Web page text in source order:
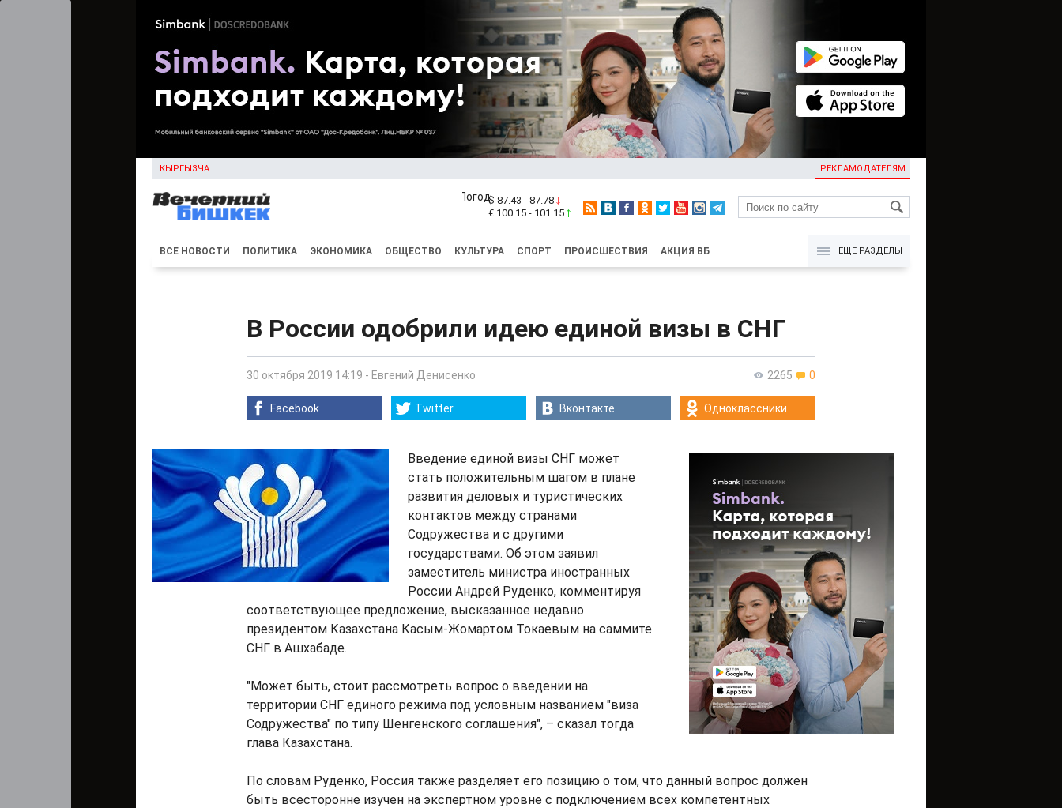
КЫРГЫЗЧА РЕКЛАМОДАТЕЛЯМ
KG
$ 87.43 - 87.78
€ 100.15 - 101.15
ВСЕ НОВОСТИ ПОЛИТИКА ЭКОНОМИКА ОБЩЕСТВО КУЛЬТУРА СПОРТ ПРОИСШЕСТВИЯ АКЦИЯ ВБ ЕЩЁ РАЗДЕЛЫ
В России одобрили идею единой визы в СНГ
2265 0
30 октября 2019 14:19 - Евгений Денисенко
Facebook Twitter Вконтакте Одноклассники
Введение единой визы СНГ может
стать положительным шагом в плане
развития деловых и туристических
контактов между странами
Содружества и с другими
государствами. Об этом заявил
заместитель министра иностранных
России Андрей Руденко, комментируя
соответствующее предложение, высказанное недавно
президентом Казахстана Касым-Жомартом Токаевым на саммите
СНГ в Ашхабаде.
"Может быть, стоит рассмотреть вопрос о введении на
территории СНГ единого режима под условным названием "виза
Содружества" по типу Шенгенского соглашения", – сказал тогда
глава Казахстана.
По словам Руденко, Россия также разделяет его позицию о том, что данный вопрос должен
быть всесторонне изучен на экспертном уровне с подключением всех компетентных